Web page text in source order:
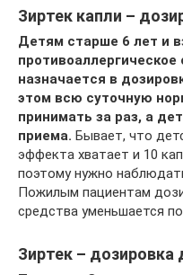
Зиртек капли –
Детям старше 6 лет и
назначается в
этом всю суточную
принимать за раз, а
приема. Бывает, что
эффекта хватает и 10
поэтому нужно
Пожилым пациентам
средства уменьшается
Зиртек – дозировка